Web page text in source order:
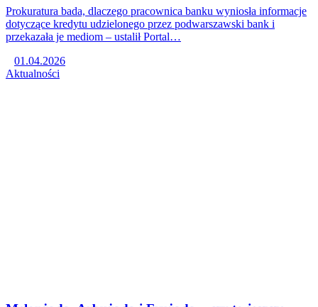
Prokuratura bada, dlaczego pracownica banku wyniosła informacje
dotyczące kredytu udzielonego przez podwarszawski bank i
przekazała je mediom – ustalił Portal…
01.04.2026
Aktualności